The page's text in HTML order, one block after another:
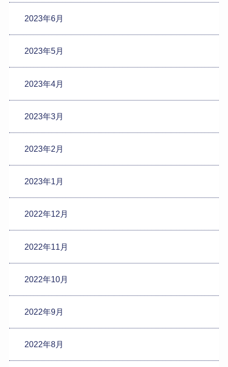
2023年6月
2023年5月
2023年4月
2023年3月
2023年2月
2023年1月
2022年12月
2022年11月
2022年10月
2022年9月
2022年8月